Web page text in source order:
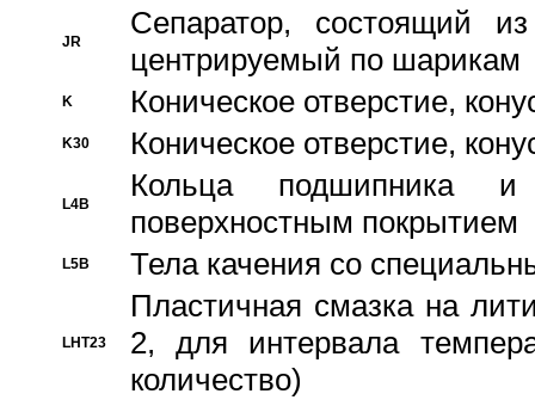
JR
Сепаратор, состоящий
центрируемый по шарикам
K Коническое отверстие,
K30 Коническое отверстие,
L4B
Кольца подшипника
поверхностным покрытием
L5B Тела качения со
LHT23
Пластичная смазка на
2, для интервала
количество)